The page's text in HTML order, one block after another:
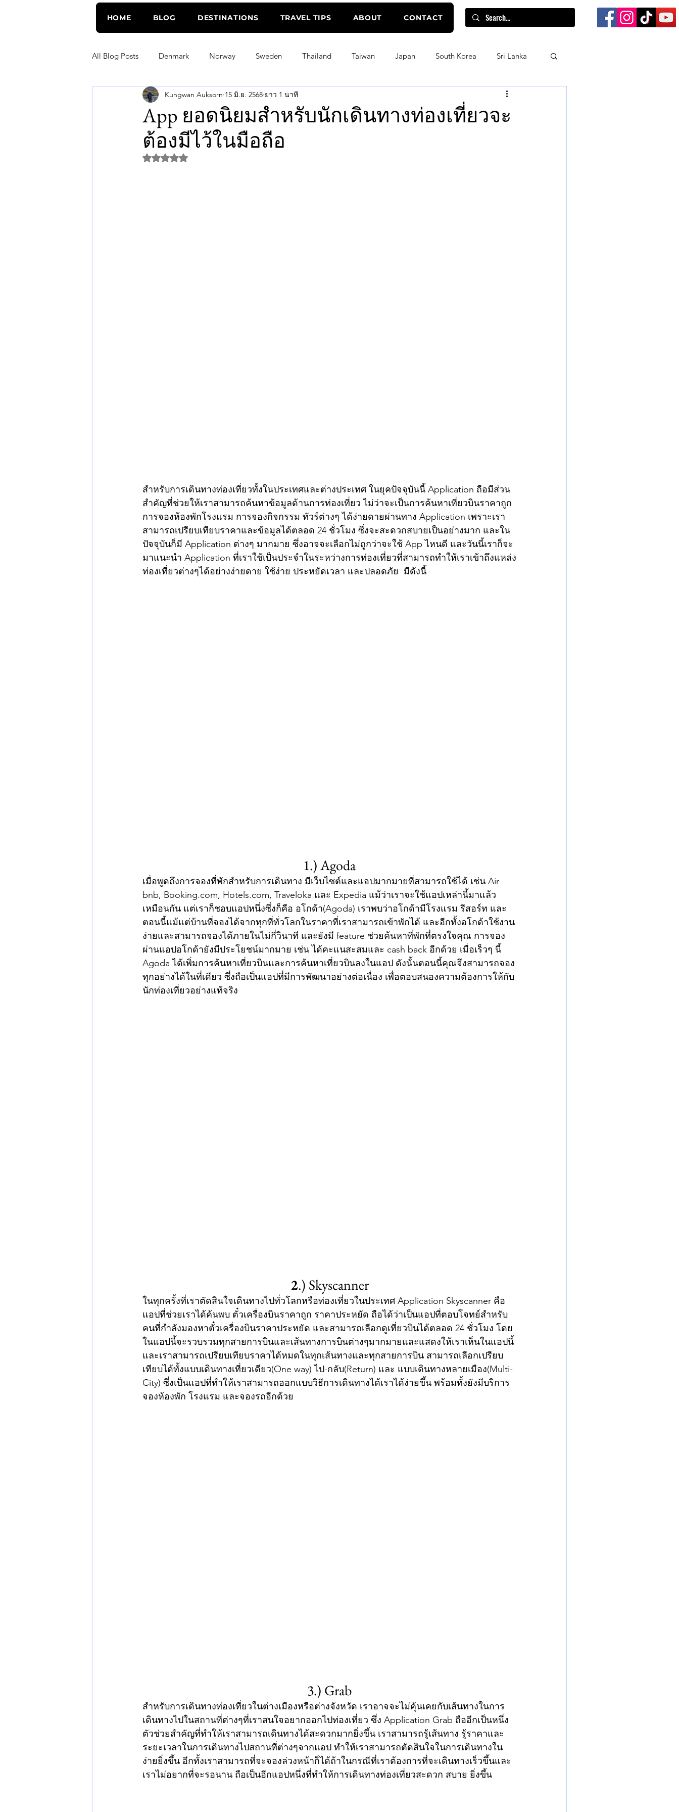
HOME BLOG DESTINATIONS TRAVEL TIPS ABOUT CONTACT
All Blog Posts Denmark Norway Sweden Thailand Taiwan Japan South Korea Sri Lanka
Hong Kong Macau Malaysia Travel Tips
New Zealand Kazakhstan Uzbekistan
App ยอดนิยมสำหรับนักเดินทางท่องเที่ยวจะ
ต้องมีไว้ในมือถือ
Kungwan Auksorn 15 มิ.ย. 2568 ยาว 1 นาที
ได้รับ NaN เต็ม 5 ดาว
สำหรับการเดินทางท่องเที่ยวทั้งในประเทศและต่างประเทศ ในยุคปัจจุบันนี้ Application ถือมีส่วน
สำคัญที่ช่วยให้เราสามารถค้นหาข้อมูลด้านการท่องเที่ยว ไม่ว่าจะเป็นการค้นหาเที่ยวบินราคาถูก
การจองห้องพักโรงแรม การจองกิจกรรม ทัวร์ต่างๆ ได้ง่ายดายผ่านทาง Application เพราะเรา
สามารถเปรียบเทียบราคาและข้อมูลได้ตลอด 24 ชั่วโมง ซึ่งจะสะดวกสบายเป็นอย่างมาก และใน
ปัจจุบันก็มี Application ต่างๆ มากมาย ซึ่งอาจจะเลือกไม่ถูกว่าจะใช้ App ไหนดี และวันนี้เราก็จะ
มาแนะนำ Application ที่เราใช้เป็นประจำในระหว่างการท่องเที่ยวที่สามารถทำให้เราเข้าถึงแหล่ง
ท่องเที่ยวต่างๆได้อย่างง่ายดาย ใช้ง่าย ประหยัดเวลา และปลอดภัย  มีดังนี้
1.) Agoda
เมื่อพูดถึงการจองที่พักสำหรับการเดินทาง มีเว็บไซต์และแอปมากมายที่สามารถใช้ได้ เช่น Air
bnb, Booking.com, Hotels.com, Traveloka และ Expedia แม้ว่าเราจะใช้แอปเหล่านี้มาแล้ว
เหมือนกัน แต่เราก็ชอบแอปหนึ่งซึ่งก็คือ อโกด้า(Agoda) เราพบว่าอโกด้ามีโรงแรม รีสอร์ท และ
ตอนนี้แม้แต่บ้านที่จองได้จากทุกที่ทั่วโลกในราคาที่เราสามารถเข้าพักได้ และอีกทั้งอโกด้าใช้งาน
ง่ายและสามารถจองได้ภายในไม่กี่วินาที และยังมี feature ช่วยค้นหาที่พักที่ตรงใจคุณ การจอง
ผ่านแอปอโกด้ายังมีประโยชน์มากมาย เช่น ได้คะแนสะสมและ cash back อีกด้วย เมื่อเร็วๆ นี้
Agoda ได้เพิ่มการค้นหาเที่ยวบินและการค้นหาเที่ยวบินลงในแอป ดังนั้นตอนนี้คุณจึงสามารถจอง
ทุกอย่างได้ในที่เดียว ซึ่งถือเป็นแอปที่มีการพัฒนาอย่างต่อเนื่อง เพื่อตอบสนองความต้องการให้กับ
นักท่องเที่ยวอย่างแท้จริง
2.) Skyscanner
ในทุกครั้งที่เราตัดสินใจเดินทางไปทั่วโลกหรือท่องเที่ยวในประเทศ Application Skyscanner คือ
แอปที่ช่วยเราได้ค้นพบ ตั๋วเครื่องบินราคาถูก ราคาประหยัด ถือได้ว่าเป็นแอปที่ตอบโจทย์สำหรับ
คนที่กำลังมองหาตั๋วเครื่องบินราคาประหยัด และสามารถเลือกดูเที่ยวบินได้ตลอด 24 ชั่วโมง โดย
ในแอปนี้จะรวบรวมทุกสายการบินและเส้นทางการบินต่างๆมากมายและแสดงให้เราเห็นในแอปนี้
และเราสามารถเปรียบเทียบราคาได้หมดในทุกเส้นทางและทุกสายการบิน สามารถเลือกเปรียบ
เทียบได้ทั้งแบบเดินทางเที่ยวเดียว(One way) ไป-กลับ(Return) และ แบบเดินทางหลายเมือง(Multi-
City) ซึ่งเป็นแอปที่ทำให้เราสามารถออกแบบวิธีการเดินทางได้เราได้ง่ายขึ้น พร้อมทั้งยังมีบริการ
จองห้องพัก โรงแรม และจองรถอีกด้วย
3.) Grab
สำหรับการเดินทางท่องเที่ยวในต่างเมืองหรือต่างจังหวัด เราอาจจะไม่คุ้นเคยกับเส้นทางในการ
เดินทางไปในสถานที่ต่างๆที่เราสนใจอยากออกไปท่องเที่ยว ซึ่ง Application Grab ถืออีกเป็นหนึ่ง
ตัวช่วยสำคัญที่ทำให้เราสามารถเดินทางได้สะดวกมากยิ่งขึ้น เราสามารถรู้เส้นทาง รู้ราคาและ
ระยะเวลาในการเดินทางไปสถานที่ต่างๆจากแอป ทำให้เราสามารถตัดสินใจในการเดินทางใน
ง่ายยิ่งขึ้น อีกทั้งเราสามารถที่จะจองล่วงหน้าก็ได้ถ้าในกรณีที่เราต้องการที่จะเดินทางเร็วขึ้นและ
เราไม่อยากที่จะรอนาน ถือเป็นอีกแอปหนึ่งที่ทำให้การเดินทางท่องเที่ยวสะดวก สบาย ยิ่งขึ้น